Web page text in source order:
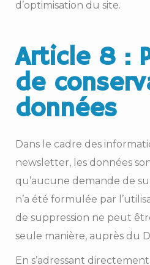
d’optimisation du site.
Article 8 :
de
données
Dans le cadre des
newsletter, les données
qu’aucune demande de
n’a été formulée par
de suppression ne peut
seule manière, auprès du
En s’adressant